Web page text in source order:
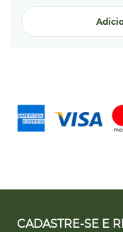
CADASTRE-SE E